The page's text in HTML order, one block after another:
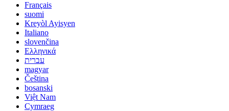
Français
suomi
Kreyòl Ayisyen
Italiano
slovenčina
Ελληνικά
עברית
magyar
Čeština
bosanski
Việt Nam
Cymraeg